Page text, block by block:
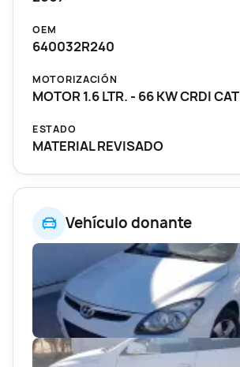
Vehículo donante
OEM
640032R240
MOTORIZACIÓN
MOTOR 1.6 LTR. - 66 KW CRDI CAT
ESTADO
MATERIAL REVISADO